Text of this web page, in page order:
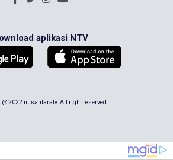
aplikasi NTV
@ 2022 nusantaratv. All right reserved